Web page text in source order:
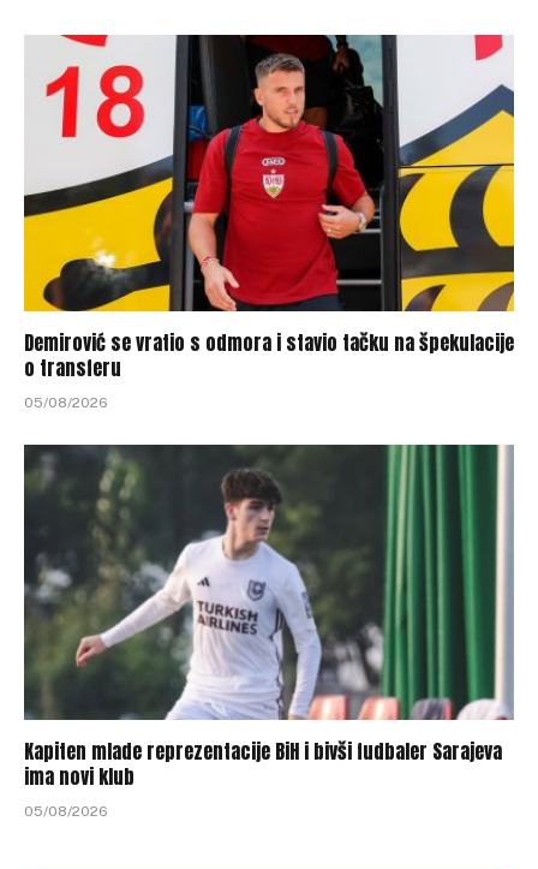
Demirović se vratio s odmora i stavio tačku na špekulacije
o transferu
05/08/2026
Kapiten mlade reprezentacije BiH i bivši fudbaler Sarajeva
ima novi klub
05/08/2026